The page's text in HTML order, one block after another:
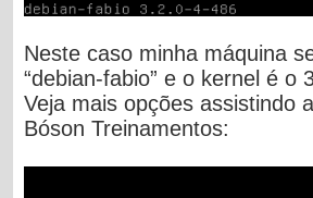
Neste caso minha máquina
“debian-fabio” e o kernel é o
Veja mais opções assistindo
Bóson Treinamentos: